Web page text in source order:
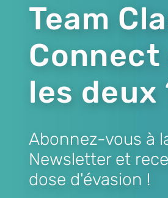
Team
Connect
les deux
Abonnez-vous à
Newsletter et
dose d'évasion !